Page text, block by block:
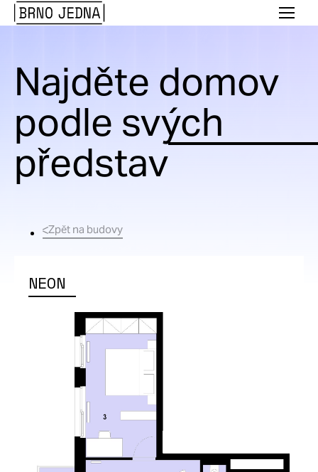
Jedna
Menu
Najděte domov
podle svých
představ
Zpět na budovy
NEON